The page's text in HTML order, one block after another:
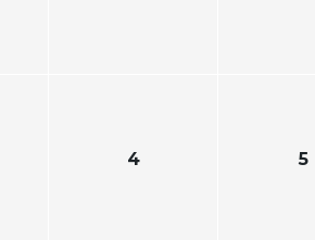
4 5